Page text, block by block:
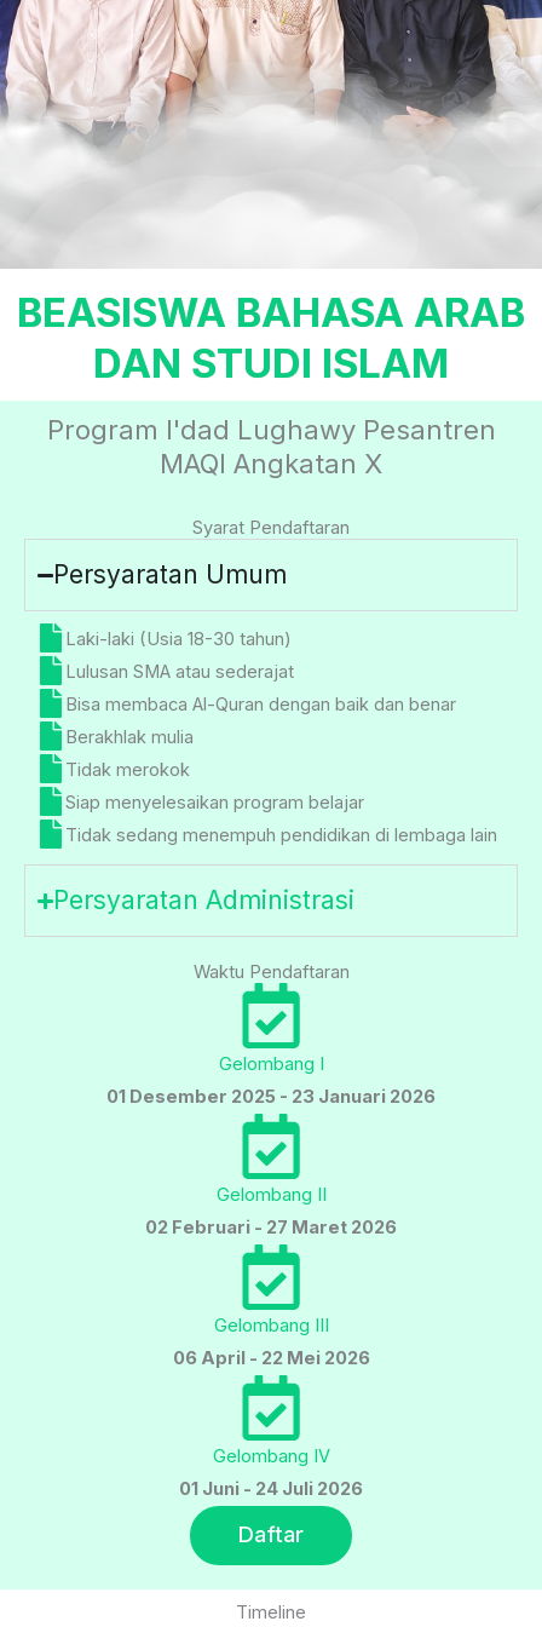
BEASISWA BAHASA ARAB
DAN STUDI ISLAM
Program I'dad Lughawy Pesantren
MAQI Angkatan X
Syarat Pendaftaran
Persyaratan Umum
Laki-laki (Usia 18-30 tahun)
Lulusan SMA atau sederajat
Bisa membaca Al-Quran dengan baik dan benar
Berakhlak mulia
Tidak merokok
Siap menyelesaikan program belajar
Tidak sedang menempuh pendidikan di lembaga lain
Persyaratan Administrasi
Waktu Pendaftaran
Gelombang I
01 Desember 2025 - 23 Januari 2026
Gelombang II
02 Februari - 27 Maret 2026
Gelombang III
06 April - 22 Mei 2026
Gelombang IV
01 Juni - 24 Juli 2026
Daftar
Timeline